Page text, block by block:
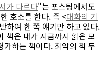
가 다르다"는 포스팅에서도
호소를 한다. 즉 <대화의 기
하여 한 쪽 얘기만 하고 있다.
책은 내가 지금까지 읽은 모
하는 책이다. 최악의 책 두